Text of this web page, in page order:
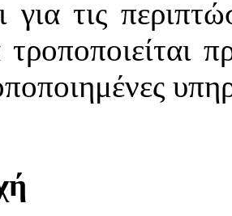
για τις
τροποποιείται